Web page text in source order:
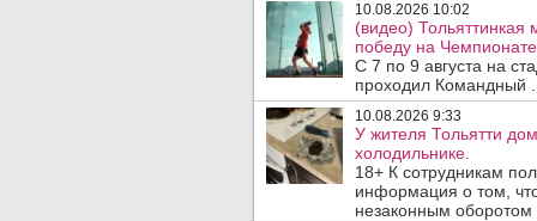
10.08.2026 10:02
(видео)
победу на
С 7 по 9 августа на
проходил Командный
10.08.2026 9:33
У жителя Тольятти
холодильнике.
18+ К сотрудникам
информация о том,
незаконным оборотом